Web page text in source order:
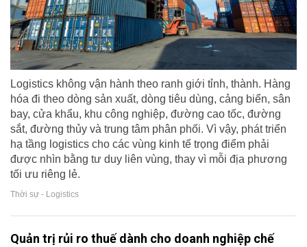
Logistics không vận hành theo ranh giới tỉnh, thành. Hàng
hóa đi theo dòng sản xuất, dòng tiêu dùng, cảng biển, sân
bay, cửa khẩu, khu công nghiệp, đường cao tốc, đường
sắt, đường thủy và trung tâm phân phối. Vì vậy, phát triển
hạ tầng logistics cho các vùng kinh tế trọng điểm phải
được nhìn bằng tư duy liên vùng, thay vì mỗi địa phương
tối ưu riêng lẻ.
Thời sự - Logistics
Quản trị rủi ro thuế dành cho doanh nghiệp chế